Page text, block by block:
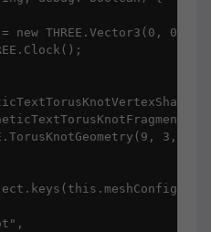
new THREE.Vector3(0, 0,
3,